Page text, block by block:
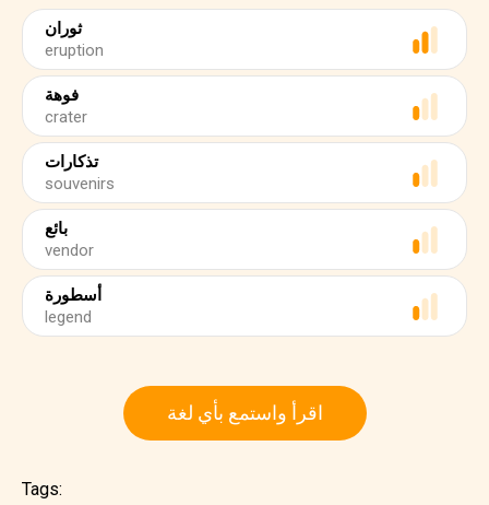
ثوران
eruption
فوهة
crater
تذكارات
souvenirs
بائع
vendor
أسطورة
legend
اقرأ واستمع بأي لغة
Tags: